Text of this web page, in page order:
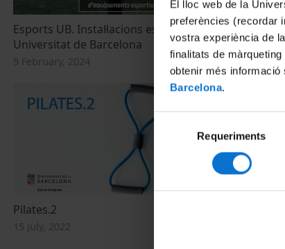
El lloc web de la
preferències (recordar
vostra experiència de
finalitats de
obtenir més informació
Barcelona.
Selecció
consentiment
Requeriments
Esports UB. Instal·lacions esportives de la
Universitat de Barcelona
9 February, 2024
El
lluita
10
Pilates.2
15 July, 2022